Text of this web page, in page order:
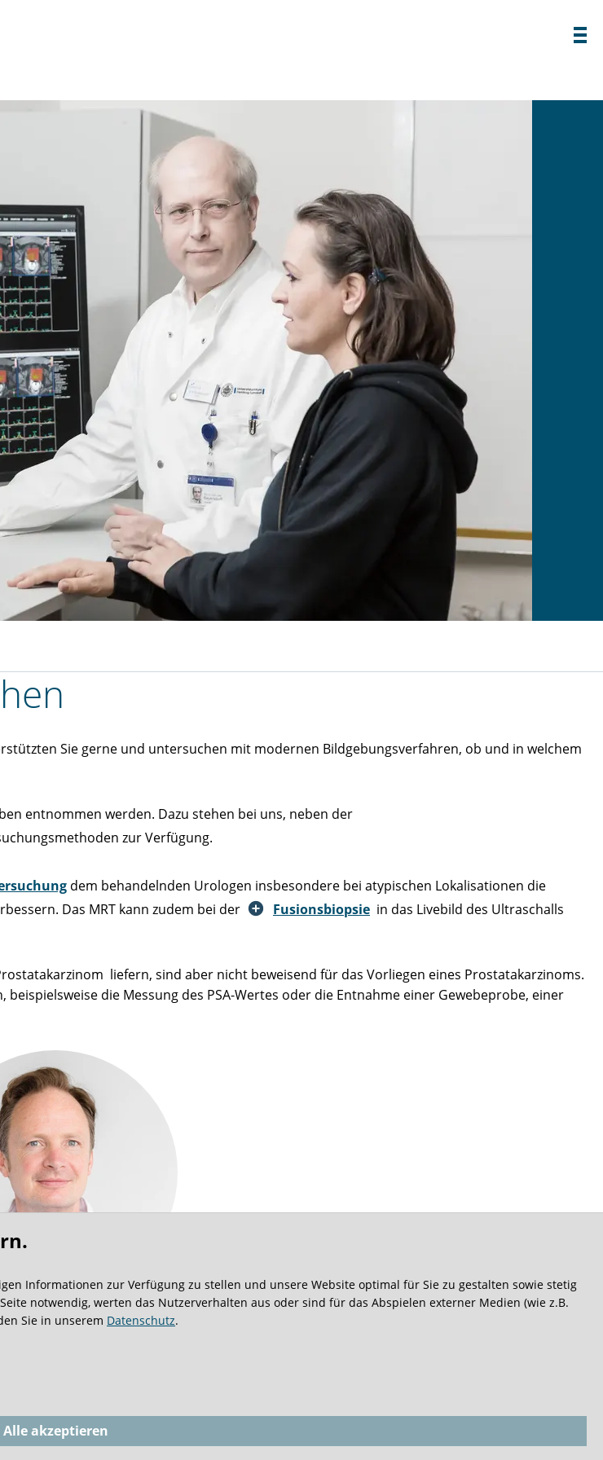
Sie gerne und untersuchen mit modernen Bildgebungsverfahren, ob und in welchem
entnommen werden. Dazu stehen bei uns, neben der
zur Verfügung.
dem behandelnden Urologen insbesondere bei atypischen Lokalisationen die
Das MRT kann zudem bei der
Fusionsbiopsie in das Livebild des Ultraschalls
liefern, sind aber nicht beweisend für das Vorliegen eines Prostatakarzinoms.
die Messung des PSA-Wertes oder die Entnahme einer Gewebeprobe, einer
Informationen zur Verfügung zu stellen und unsere Website optimal für Sie zu gestalten sowie stetig
notwendig, werten das Nutzerverhalten aus oder sind für das Abspielen externer Medien (wie z.B.
Sie in unserem Datenschutz.
Alle akzeptieren